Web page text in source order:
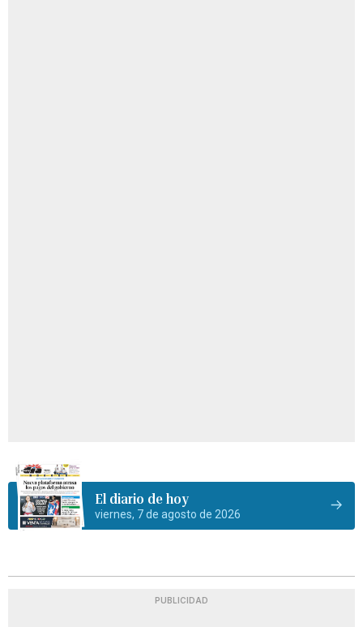
El diario de hoy
viernes, 7 de agosto de 2026
PUBLICIDAD